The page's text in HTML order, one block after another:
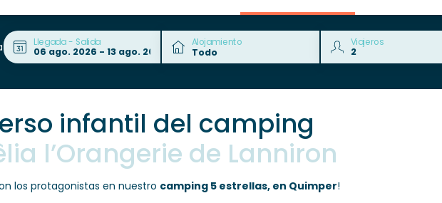
Llegada - Salida Alojamiento Viajeros
infantil del camping
l’Orangerie de Lanniron
los protagonistas en nuestro camping 5 estrellas, en Quimper!